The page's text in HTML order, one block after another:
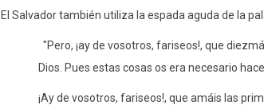
El Salvador también utiliza la espada aguda de la
"Pero, ¡ay de vosotros, fariseos!, que
Dios. Pues estas cosas os era necesario
¡Ay de vosotros, fariseos!, que amáis las